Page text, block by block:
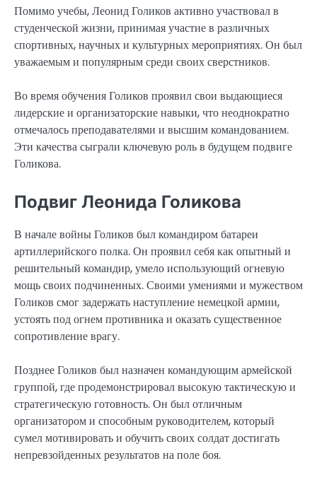
Помимо учебы, Леонид Голиков активно участвовал в
студенческой жизни, принимая участие в различных
спортивных, научных и культурных мероприятиях. Он был
уважаемым и популярным среди своих сверстников.
Во время обучения Голиков проявил свои выдающиеся
лидерские и организаторские навыки, что неоднократно
отмечалось преподавателями и высшим командованием.
Эти качества сыграли ключевую роль в будущем подвиге
Голикова.
Подвиг Леонида Голикова
В начале войны Голиков был командиром батареи
артиллерийского полка. Он проявил себя как опытный и
решительный командир, умело использующий огневую
мощь своих подчиненных. Своими умениями и мужеством
Голиков смог задержать наступление немецкой армии,
устоять под огнем противника и оказать существенное
сопротивление врагу.
Позднее Голиков был назначен командующим армейской
группой, где продемонстрировал высокую тактическую и
стратегическую готовность. Он был отличным
организатором и способным руководителем, который
сумел мотивировать и обучить своих солдат достигать
непревзойденных результатов на поле боя.